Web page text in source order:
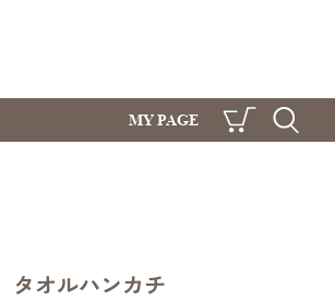
MY PAGE
CART SEARCH
オルハンカチ